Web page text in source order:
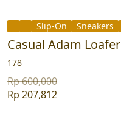
Slip-On Sneakers
Casual Adam Loafer
178
Rp 600,000
Rp 207,812